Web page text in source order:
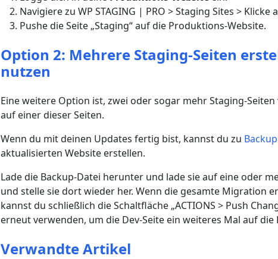
Navigiere zu WP STAGING | PRO > Staging Sites >
Pushe die Seite „Staging“ auf die Produktions-Website.
Option 2: Mehrere Staging-Seiten
nutzen
Eine weitere Option ist, zwei oder sogar mehr Staging-
auf einer dieser Seiten.
Wenn du mit deinen Updates fertig bist, kannst du zu
aktualisierten Website erstellen.
Lade die Backup-Datei herunter und lade sie auf eine oder
und stelle sie dort wieder her. Wenn die gesamte Migration
kannst du schließlich die Schaltfläche „ACTIONS > Push
erneut verwenden, um die Dev-Seite ein weiteres Mal auf die
Verwandte Artikel